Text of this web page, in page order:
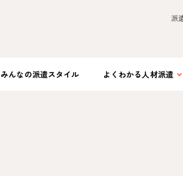
派
みんなの派遣スタイル よくわかる 人材派遣